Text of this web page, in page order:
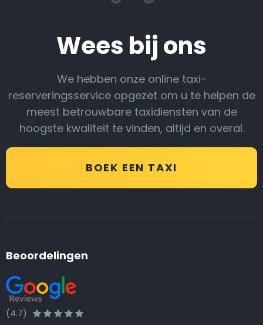
Wees bij ons
We hebben onze online taxi-
reserveringsservice opgezet om u te helpen de
meest betrouwbare taxidiensten van de
hoogste kwaliteit te vinden, altijd en overal.
BOEK EEN TAXI
Beoordelingen
(4.7)